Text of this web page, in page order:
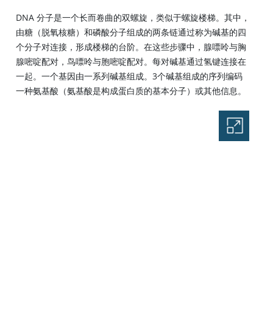
DNA 分子是一个长而卷曲的双螺旋，类似于螺旋楼梯。其中，
由糖（脱氧核糖）和磷酸分子组成的两条链通过称为碱基的四
个分子对连接，形成楼梯的台阶。在这些步骤中，腺嘌呤与胸
腺嘧啶配对，鸟嘌呤与胞嘧啶配对。每对碱基通过氢键连接在
一起。一个基因由一系列碱基组成。3个碱基组成的序列编码
一种氨基酸（氨基酸是构成蛋白质的基本分子）或其他信息。